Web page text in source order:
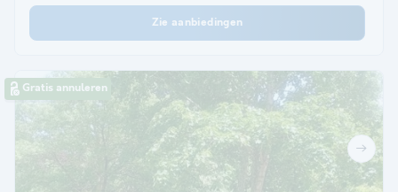
Zie aanbiedingen
Gratis annuleren